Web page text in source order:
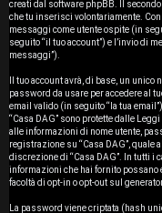
i
s
e
n
z
a
r
creati dal software phpBB. Il
che tu inserisci volontariamente.
messaggi come utente ospite (in
seguito “il tuo account”) e l’invio di
messaggi”).
Il tuo account avrà, di base, un
password da usare per accedere al
email valido (in seguito “la tua
“Casa DAG” sono protette dalle
alle informazioni di nome utente,
registrazione su “Casa DAG”, quale
discrezione di “Casa DAG”. In tutti
informazioni che hai fornito possano
facoltà di opt-in o opt-out sul
La password viene criptata (hash